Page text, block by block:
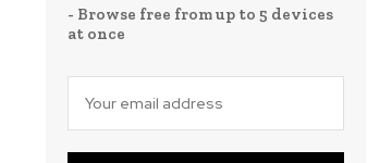
- Browse free from up to 5 devices
at once